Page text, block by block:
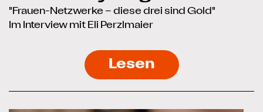
"Frauen-Netzwerke – diese drei sind Gold"
Im Interview mit Eli Perzlmaier
Lesen